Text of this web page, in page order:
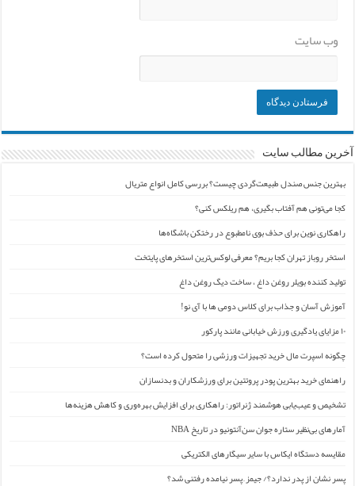
وب‌ سایت
آخرین مطالب سایت
بهترین جنس صندل طبیعت‌گردی چیست؟ بررسی کامل انواع متریال
کجا می‌تونی هم آفتاب بگیری، هم ریلکس کنی؟
راهکاری نوین برای حذف بوی نامطبوع در رختکن باشگاه‌ها
استخر روباز تهران کجا بریم؟ معرفی لوکس‌ترین استخرهای پایتخت
تولید کننده بویلر روغن داغ ، ساخت دیگ روغن داغ
آموزش آسان و جذاب برای کلاس دومی ها با آی نو!
۱۰ مزایای یادگیری ورزش خیابانی مانند پارکور
چگونه اسپرت مال خرید تجهیزات ورزشی را متحول کرده است؟
راهنمای خرید بهترین پودر پروتئین برای ورزشکاران و بدنسازان
تشخیص و عیب‌یابی هوشمند ژنراتور: راهکاری برای افزایش بهره‌وری و کاهش هزینه‌ها
آمارهای بی‌نظیر ستاره جوان سن‌آنتونیو در تاریخ NBA
مقایسه دستگاه ایکاس با سایر سیگارهای الکتریکی
پسر نشان از پدر ندارد؟/ جیمز ِ پسر نیامده رفتنی شد؟